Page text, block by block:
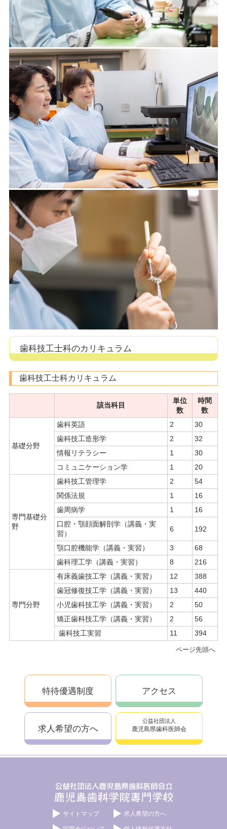
歯科技工士科のカリキュラム
歯科技工士科カリキュラム
該当科目
単位
数
時間
数
基礎分野
歯科英語 2
30
歯科技工造形学
2
32
情報リテラシー
1
30
コミュニケーション学
1 20
専門基礎分
野
歯科技工管理学 2
54
関係法規
1
16
歯周病学
1
16
口腔・顎顔面解剖学（講義・実
習）
6 192
顎口腔機能学（講義・実習） 3
68
歯科理工学（講義・実習）
8 216
専門分野
有床義歯技工学（講義・実習） 12
388
歯冠修復技工学（講義・実習）
13
440
小児歯科技工学（講義・実習）
2
50
矯正歯科技工学（講義・実習）
2
56
歯科技工実習
11 394
ページ先頭へ
特待優遇制度 アクセス
求人希望の方へ
公益社団法人
鹿児島県歯科医師会
サイトマップ 求人希望の方へ